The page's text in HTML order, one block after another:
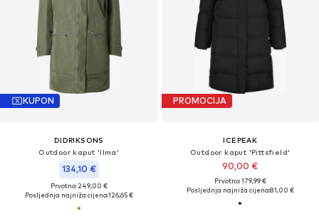
KUPON
DIDRIKSONS
Outdoor kaput 'Ilma'
134,10 €
Prvotno: 249,00 €
Posljednja najniža cijena:126,65 €
PROMOCIJA
ICEPEAK
Outdoor kaput 'Pittsfield'
90,00 €
Prvotno: 179,99 €
Posljednja najniža cijena:81,00 €